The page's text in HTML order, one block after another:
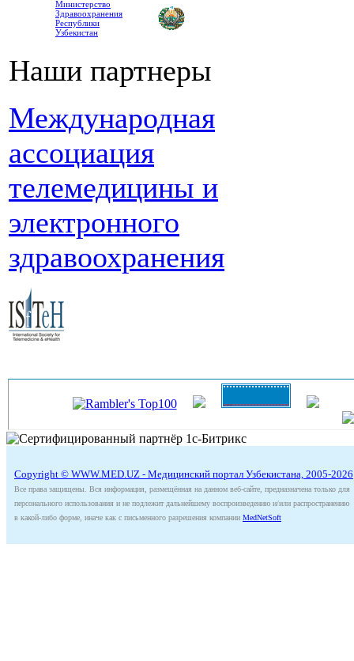
Министерство
Здравоохранения
Республики
Узбекистан
Наши партнеры
Международная
ассоциация
телемедицины и
электронного
здравоохранения
Copyright © WWW.MED.UZ - Медицинский портал Узбекистана, 2005-2026
Все права защищены. Вся информация, размещённая на данном веб-сайте, предназначена только для
персонального использования и не подлежит дальнейшему воспроизведению и/или распространению
в какой-либо форме, иначе как с письменного разрешения компании MedNetSoft